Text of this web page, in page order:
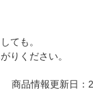
ても。
りください。
商品情報更新日：